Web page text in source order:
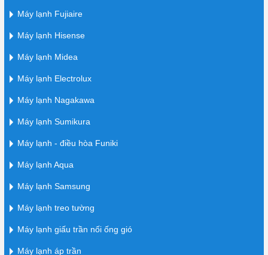
Máy lạnh Fujiaire
Máy lạnh Hisense
Máy lạnh Midea
Máy lạnh Electrolux
Máy lạnh Nagakawa
Máy lạnh Sumikura
Máy lạnh - điều hòa Funiki
Máy lạnh Aqua
Máy lạnh Samsung
Máy lạnh treo tường
Máy lạnh giấu trần nối ống gió
Máy lạnh áp trần